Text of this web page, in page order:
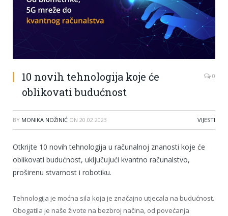
10 novih tehnologija koje će
oblikovati budućnost
0
BY MONIKA NOŽINIĆ ON 20.02.2023 VIJESTI
Otkrijte 10 novih tehnologija u računalnoj znanosti koje će
oblikovati budućnost, uključujući kvantno računalstvo,
proširenu stvarnost i robotiku.
Tehnologija je moćna sila koja je značajno utjecala na budućnost.
Obogatila je naše živote na bezbroj načina, od povećanja